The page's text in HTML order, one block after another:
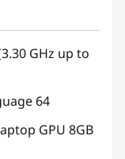
GHz up to
64
GPU 8GB